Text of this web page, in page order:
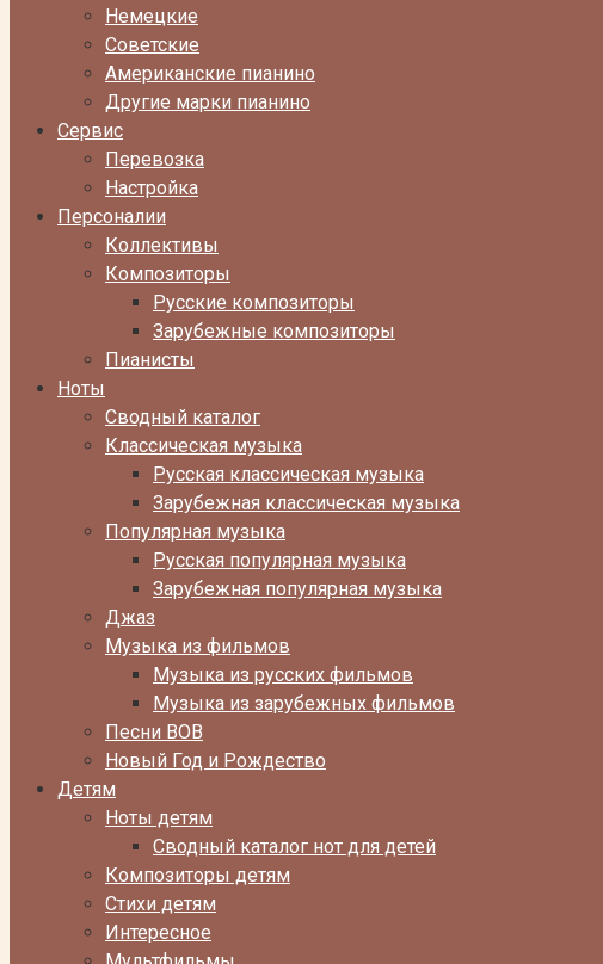
Немецкие
Советские
Американские пианино
Другие марки пианино
Сервис
Перевозка
Настройка
Персоналии
Коллективы
Композиторы
Русские композиторы
Зарубежные композиторы
Пианисты
Ноты
Сводный каталог
Классическая музыка
Русская классическая музыка
Зарубежная классическая музыка
Популярная музыка
Русская популярная музыка
Зарубежная популярная музыка
Джаз
Музыка из фильмов
Музыка из русских фильмов
Музыка из зарубежных фильмов
Песни ВОВ
Новый Год и Рождество
Детям
Ноты детям
Сводный каталог нот для детей
Композиторы детям
Стихи детям
Интересное